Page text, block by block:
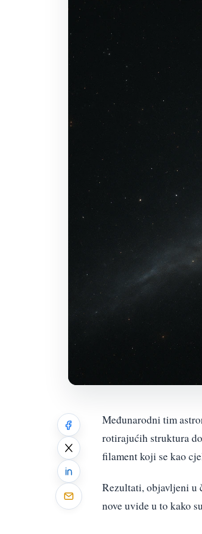
Međunarodni tim
rotirajućih struktura
filament koji se kao
Rezultati, objavljeni u
nove uvide u to kako